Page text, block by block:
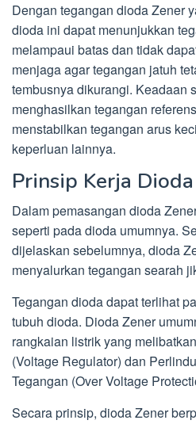
Dengan tegangan dioda Zener
dioda ini dapat menunjukkan
melampaui batas dan tidak
menjaga agar tegangan jatuh
tembusnya dikurangi. Keadaan
menghasilkan tegangan
menstabilkan tegangan arus
keperluan lainnya.
Prinsip Kerja
Dalam pemasangan dioda
seperti pada dioda umumnya.
dijelaskan sebelumnya, dioda
menyalurkan tegangan searah
Tegangan dioda dapat terlihat
tubuh dioda. Dioda Zener
rangkaian listrik yang
(Voltage Regulator) dan
Tegangan (Over Voltage
Secara prinsip, dioda Zener